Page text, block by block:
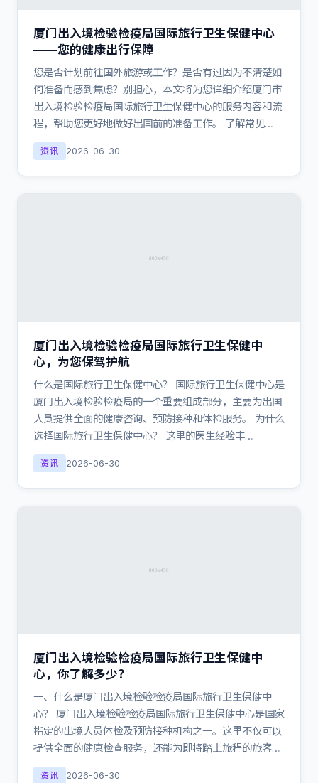
厦门出入境检验检疫局国际旅行卫生保健中心
——您的健康出行保障
您是否计划前往国外旅游或工作？是否有过因为不清楚如
何准备而感到焦虑？别担心，本文将为您详细介绍厦门市
出入境检验检疫局国际旅行卫生保健中心的服务内容和流
程，帮助您更好地做好出国前的准备工作。 了解常见…
资讯 2026-06-30
厦门出入境检验检疫局国际旅行卫生保健中
心，为您保驾护航
什么是国际旅行卫生保健中心？ 国际旅行卫生保健中心是
厦门出入境检验检疫局的一个重要组成部分，主要为出国
人员提供全面的健康咨询、预防接种和体检服务。 为什么
选择国际旅行卫生保健中心？ 这里的医生经验丰…
资讯 2026-06-30
厦门出入境检验检疫局国际旅行卫生保健中
心，你了解多少？
一、什么是厦门出入境检验检疫局国际旅行卫生保健中
心？ 厦门出入境检验检疫局国际旅行卫生保健中心是国家
指定的出境人员体检及预防接种机构之一。这里不仅可以
提供全面的健康检查服务，还能为即将踏上旅程的旅客…
资讯 2026-06-30